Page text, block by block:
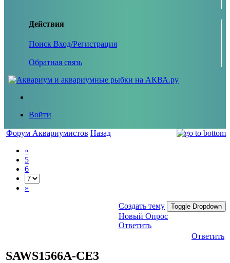
Действия
Поиск Вход/Регистрация
Обратная связь
Войти
Форум Аквариумистов Назад
«
5
6
»
Создать тему Toggle Dropdown
Новый Опрос
Ответить
Ответить
SAWS1566A-CE3